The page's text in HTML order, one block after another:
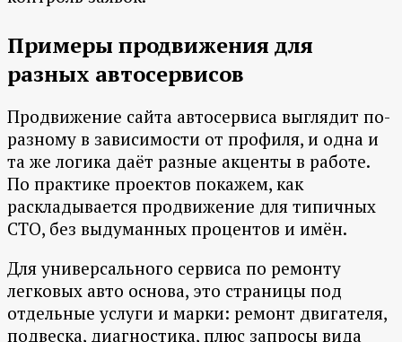
Примеры продвижения для
разных автосервисов
Продвижение сайта автосервиса выглядит по-
разному в зависимости от профиля, и одна и
та же логика даёт разные акценты в работе.
По практике проектов покажем, как
раскладывается продвижение для типичных
СТО, без выдуманных процентов и имён.
Для универсального сервиса по ремонту
легковых авто основа, это страницы под
отдельные услуги и марки: ремонт двигателя,
подвеска, диагностика, плюс запросы вида